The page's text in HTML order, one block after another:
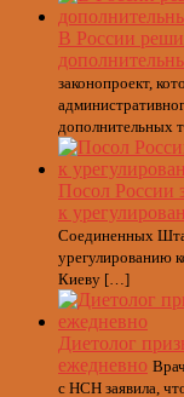
В России
законопроект,
дополнительных
Посол России
к
Соединенных
урегулированию
Киеву […]
Диетолог
ежедневно
с НСН заявила,